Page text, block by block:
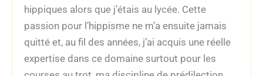
hippiques alors que j’étais au lycée. Cette
passion pour l’hippisme ne m’a ensuite jamais
quitté et, au fil des années, j’ai acquis une réelle
expertise dans ce domaine surtout pour les